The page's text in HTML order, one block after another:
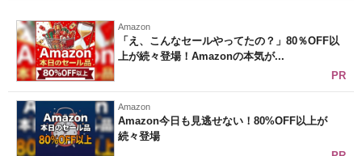
Amazon
「え、こんなセールやってたの？」80％OFF以
上が続々登場！Amazonの本気が...
PR
Amazon
Amazon今日も見逃せない！80%OFF以上が
続々登場